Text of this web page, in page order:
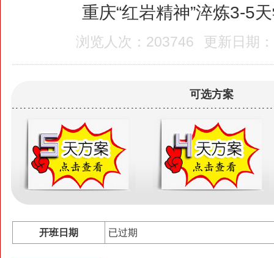
重庆“红岩精神”淬炼3-5
浏览人次：203746 更新日期
可选方案
开班日期 已过期